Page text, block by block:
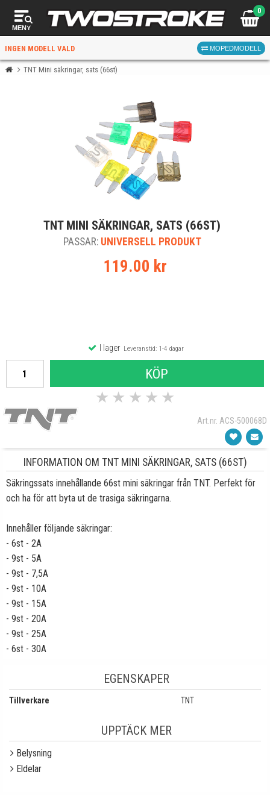
MENY
0
INGEN MODELL VALD MOPEDMODELL
FÖR RÄTT DELAR
VÄLJ
När du valt kommer butiken visa delar för vald moped
och universella produkter.
TNT Mini säkringar, sats (66st)
TNT MINI SÄKRINGAR, SATS (66ST)
PASSAR: UNIVERSELL PRODUKT
119.00 kr
I lagerLeveranstid: 1-4 dagar
KÖP
★ ★ ★ ★ ★
Art.nr. ACS-500068D
INFORMATION OM TNT MINI SÄKRINGAR, SATS (66ST)
Säkringssats innehållande 66st mini säkringar från TNT. Perfekt för
och ha för att byta ut de trasiga säkringarna.
Innehåller följande säkringar:
- 6st - 2A
- 9st - 5A
- 9st - 7,5A
- 9st - 10A
- 9st - 15A
- 9st - 20A
- 9st - 25A
- 6st - 30A
EGENSKAPER
Tillverkare TNT
UPPTÄCK MER
Belysning
Eldelar